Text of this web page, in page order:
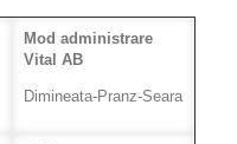
Mod administrare
Vital AB
Dimineata-Pranz-Seara